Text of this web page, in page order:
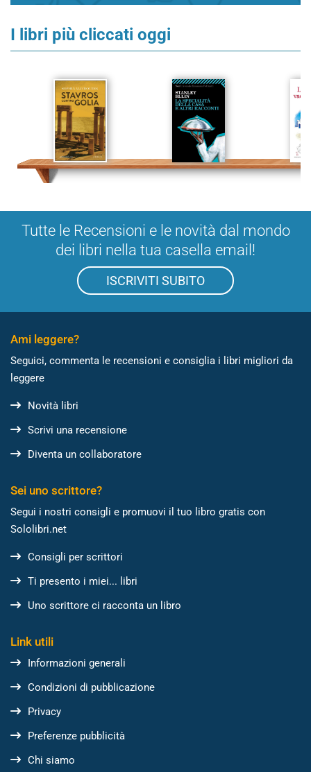
I libri più cliccati oggi
Tutte le Recensioni e le novità dal mondo
dei libri nella tua casella email!
ISCRIVITI SUBITO
Ami leggere?
Seguici, commenta le recensioni e consiglia i libri migliori da
leggere
Novità libri
Scrivi una recensione
Diventa un collaboratore
Sei uno scrittore?
Segui i nostri consigli e promuovi il tuo libro gratis con
Sololibri.net
Consigli per scrittori
Ti presento i miei... libri
Uno scrittore ci racconta un libro
Link utili
Informazioni generali
Condizioni di pubblicazione
Privacy
Preferenze pubblicità
Chi siamo